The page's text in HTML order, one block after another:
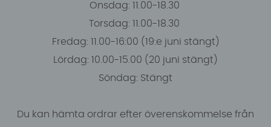
Onsdag: 11.00-18.30
Torsdag: 11.00-18.30
Fredag: 11.00-16:00 (19:e juni stängt)
Lördag: 10.00-15.00 (20 juni stängt)
Söndag: Stängt
Du kan hämta ordrar efter överenskommelse från